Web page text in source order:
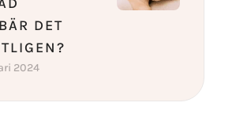
DET
2024